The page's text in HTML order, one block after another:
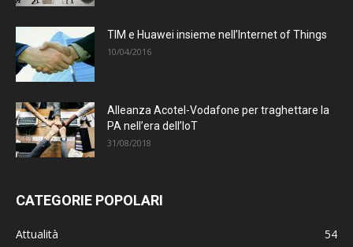
TIM e Huawei insieme nell’Internet of Things
10/04/2016
Alleanza Acotel-Vodafone per traghettare la
PA nell’era dell’IoT
31/08/2018
CATEGORIE POPOLARI
Attualità
54